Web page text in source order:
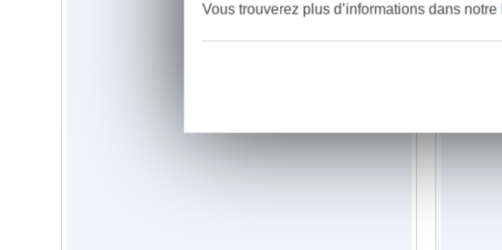
Vous trouverez plus d’informations dans notre